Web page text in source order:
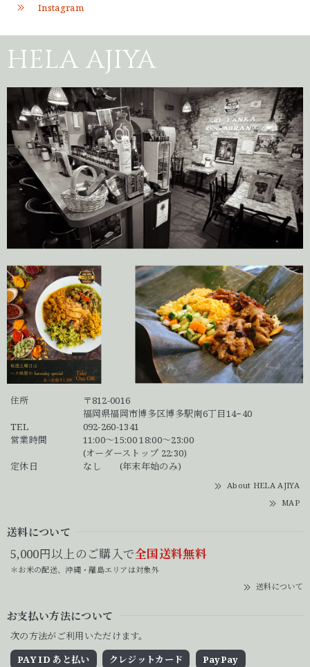
Instagram
HELA AJIYA
住所
〒812-0016
福岡県福岡市博多区博多駅南6丁目14−40
TEL
092-260-1341
営業時間
11:00～15:00 18:00～23:00
(オーダーストップ 22:30)
定休日
なし (年末年始のみ)
About HELA AJIYA
MAP
送料について
5,000円以上のご購入で全国送料無料
＊お米の配送、沖縄・離島エリアは対象外
送料について
お支払い方法について
次の方法がご利用いただけます。
PAY ID あと払い
クレジットカード PayPay